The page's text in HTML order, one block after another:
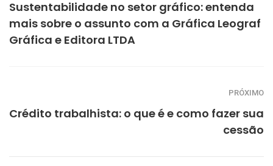
Sustentabilidade no setor gráfico: entenda
mais sobre o assunto com a Gráfica Leograf
Gráfica e Editora LTDA
PRÓXIMO
Crédito trabalhista: o que é e como fazer sua
cessão